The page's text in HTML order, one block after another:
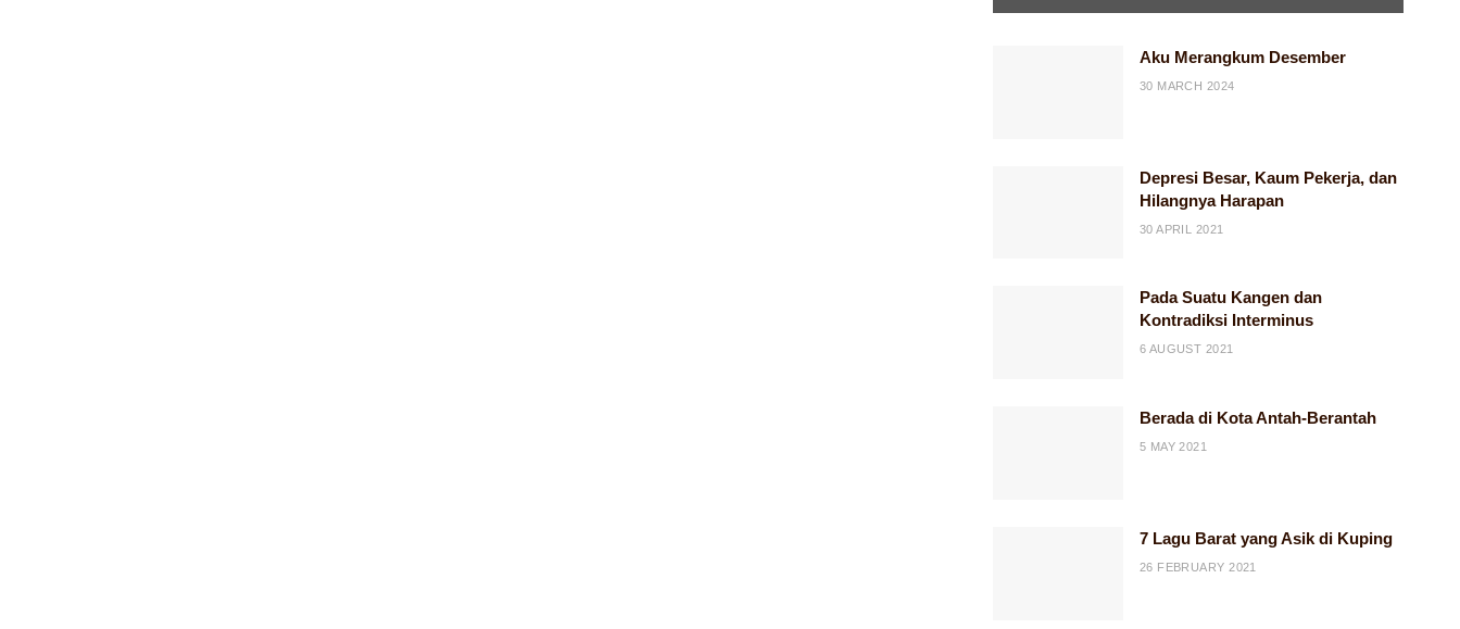
Aku Merangkum Desember
30 MARCH 2024
Depresi Besar, Kaum Pekerja, dan
Hilangnya Harapan
30 APRIL 2021
Pada Suatu Kangen dan
Kontradiksi Interminus
6 AUGUST 2021
Berada di Kota Antah-Berantah
5 MAY 2021
7 Lagu Barat yang Asik di Kuping
26 FEBRUARY 2021